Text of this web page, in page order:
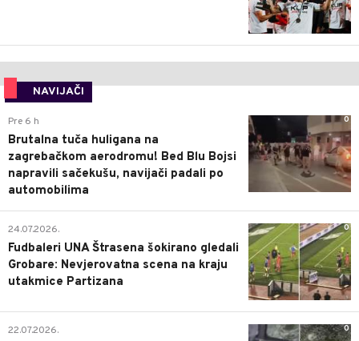
NAVIJAČI
0
Pre 6 h
Brutalna tuča huligana na
zagrebačkom aerodromu! Bed Blu Bojsi
napravili sačekušu, navijači padali po
automobilima
0
24.07.2026.
Fudbaleri UNA Štrasena šokirano gledali
Grobare: Nevjerovatna scena na kraju
utakmice Partizana
0
22.07.2026.